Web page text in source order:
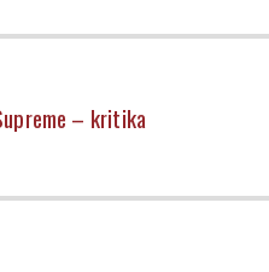
– kritika